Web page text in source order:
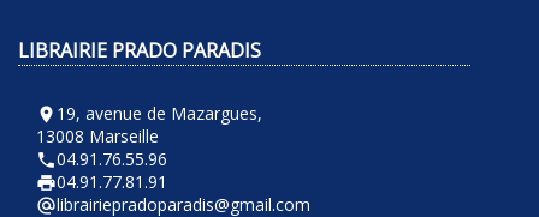
LIBRAIRIE PRADO PARADIS
room 19, avenue de Mazargues,
13008 Marseille
phone04.91.76.55.96
local_printshop04.91.77.81.91
alternate_emaillibrairiepradoparadis@gmail.com